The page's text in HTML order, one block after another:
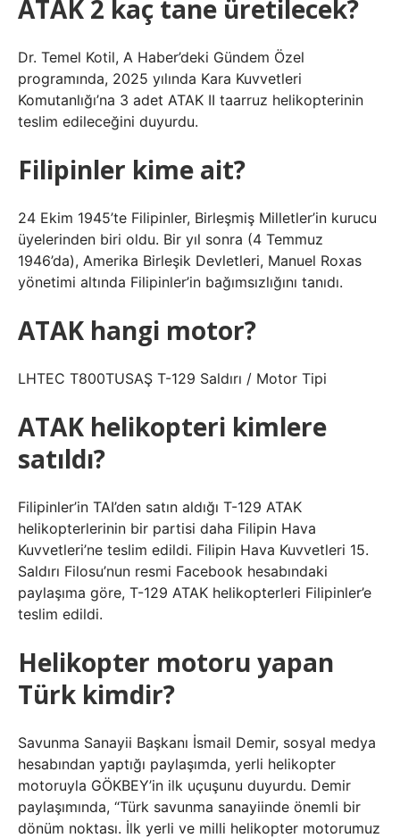
ATAK 2 kaç tane üretilecek?
Dr. Temel Kotil, A Haber’deki Gündem Özel
programında, 2025 yılında Kara Kuvvetleri
Komutanlığı’na 3 adet ATAK II taarruz helikopterinin
teslim edileceğini duyurdu.
Filipinler kime ait?
24 Ekim 1945’te Filipinler, Birleşmiş Milletler’in kurucu
üyelerinden biri oldu. Bir yıl sonra (4 Temmuz
1946’da), Amerika Birleşik Devletleri, Manuel Roxas
yönetimi altında Filipinler’in bağımsızlığını tanıdı.
ATAK hangi motor?
LHTEC T800TUSAŞ T-129 Saldırı / Motor Tipi
ATAK helikopteri kimlere
satıldı?
Filipinler’in TAI’den satın aldığı T-129 ATAK
helikopterlerinin bir partisi daha Filipin Hava
Kuvvetleri’ne teslim edildi. Filipin Hava Kuvvetleri 15.
Saldırı Filosu’nun resmi Facebook hesabındaki
paylaşıma göre, T-129 ATAK helikopterleri Filipinler’e
teslim edildi.
Helikopter motoru yapan
Türk kimdir?
Savunma Sanayii Başkanı İsmail Demir, sosyal medya
hesabından yaptığı paylaşımda, yerli helikopter
motoruyla GÖKBEY’in ilk uçuşunu duyurdu. Demir
paylaşımında, “Türk savunma sanayiinde önemli bir
dönüm noktası. İlk yerli ve milli helikopter motorumuz